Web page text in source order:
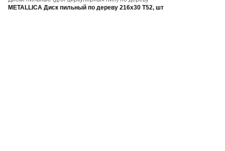
METALLICA Диск пильный по дереву 216х30 Т52, шт